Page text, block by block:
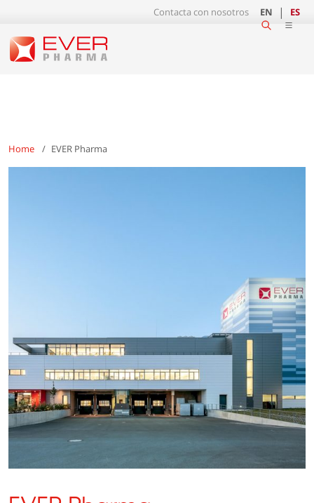
Contacta con nosotros EN ES
Home EVER Pharma